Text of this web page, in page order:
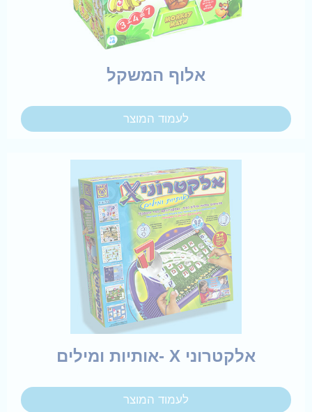
אלוף המשקל
לעמוד המוצר
אלקטרוני X -אותיות ומילים
לעמוד המוצר